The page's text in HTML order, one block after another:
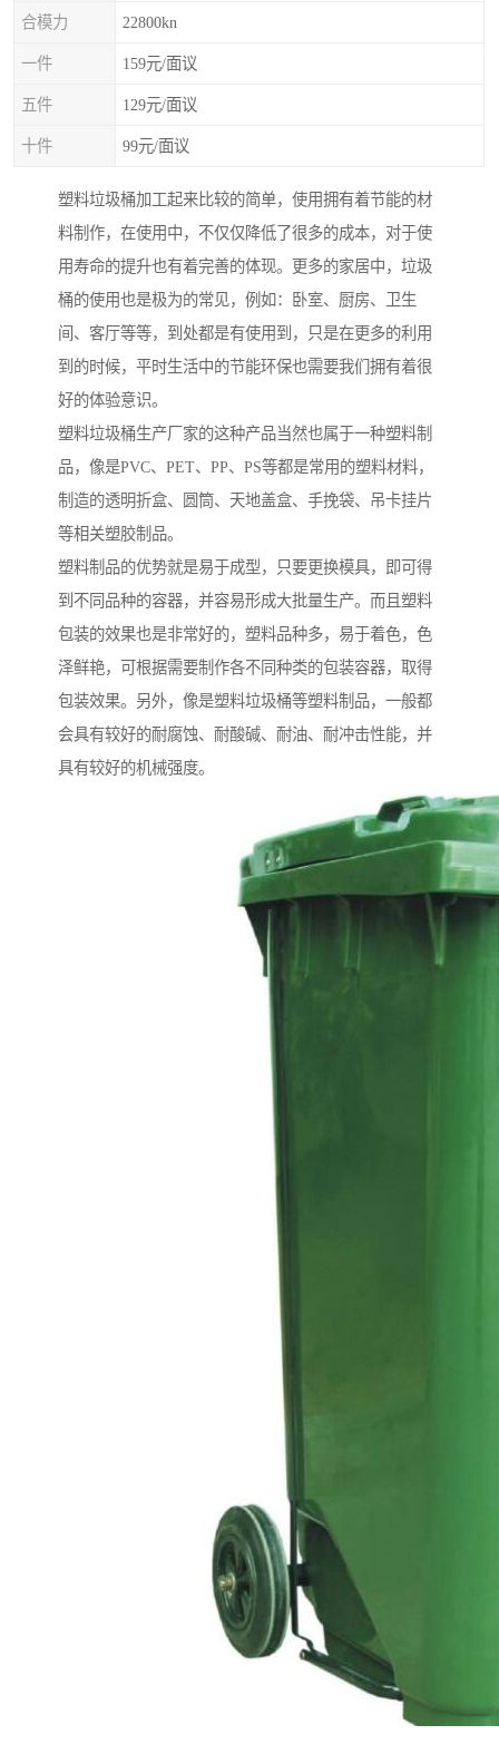
合模力 22800kn
一件 159元/面议
五件 129元/面议
十件 99元/面议
塑料垃圾桶加工起来比较的简单，使用拥有着节能的材
料制作，在使用中，不仅仅降低了很多的成本，对于使
用寿命的提升也有着完善的体现。更多的家居中，垃圾
桶的使用也是极为的常见，例如：卧室、厨房、卫生
间、客厅等等，到处都是有使用到，只是在更多的利用
到的时候，平时生活中的节能环保也需要我们拥有着很
好的体验意识。
塑料垃圾桶生产厂家的这种产品当然也属于一种塑料制
品，像是PVC、PET、PP、PS等都是常用的塑料材料，
制造的透明折盒、圆筒、天地盖盒、手挽袋、吊卡挂片
等相关塑胶制品。
塑料制品的优势就是易于成型，只要更换模具，即可得
到不同品种的容器，并容易形成大批量生产。而且塑料
包装的效果也是非常好的，塑料品种多，易于着色，色
泽鲜艳，可根据需要制作各不同种类的包装容器，取得
包装效果。另外，像是塑料垃圾桶等塑料制品，一般都
会具有较好的耐腐蚀、耐酸碱、耐油、耐冲击性能，并
具有较好的机械强度。